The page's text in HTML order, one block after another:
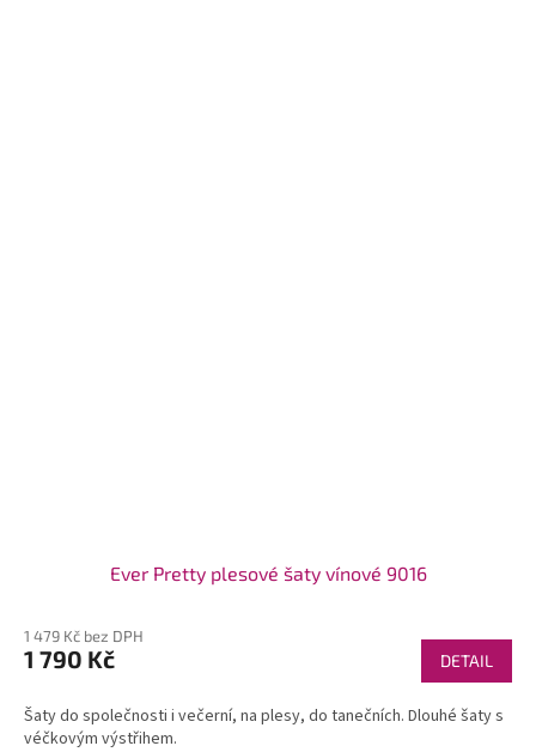
Ever Pretty plesové šaty vínové 9016
1 479 Kč bez DPH
1 790 Kč DETAIL
Šaty do společnosti i večerní, na plesy, do tanečních. Dlouhé šaty s
véčkovým výstřihem.